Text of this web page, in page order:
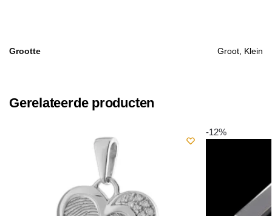
Grootte Groot, Klein
Gerelateerde producten
-12%